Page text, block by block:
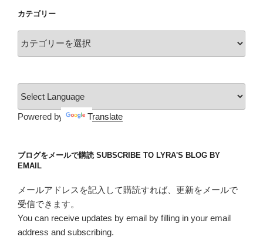
ブ
カテゴリー
テ
ー
Powered by Translate
ブログをメールで購読 SUBSCRIBE TO LYRA'S BLOG BY
EMAIL
メールアドレスを記入して購読すれば、更新をメールで
受信できます。
You can receive updates by email by filling in your email
address and subscribing.